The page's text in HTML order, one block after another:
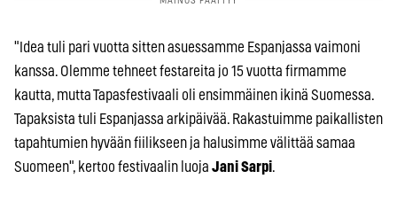
"Idea tuli pari vuotta sitten asuessamme Espanjassa vaimoni
kanssa. Olemme tehneet festareita jo 15 vuotta firmamme
kautta, mutta Tapasfestivaali oli ensimmäinen ikinä Suomessa.
Tapaksista tuli Espanjassa arkipäivää. Rakastuimme paikallisten
tapahtumien hyvään fiilikseen ja halusimme välittää samaa
Suomeen", kertoo festivaalin luoja Jani Sarpi.